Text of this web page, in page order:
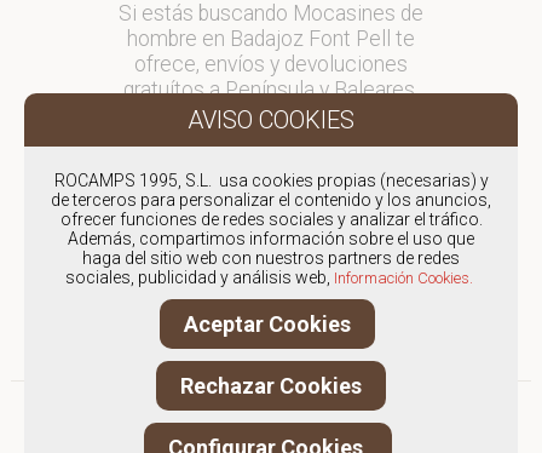
Si estás buscando Mocasines de
hombre en Badajoz Font Pell te
ofrece, envíos y devoluciones
gratuítos a Península y Baleares,
para otros destinos consultar
en comercial@fontpell.com.
Los envíos a Badajoz gestionados
entre semana se entregarán en
menos de 48 horas; los pedidos
realizados en fin de semana, el
producto se enviará a partir del
lunes.
ROCAMPS 1995, S.L. usa cookies propias (necesarias) y
de terceros para personalizar el contenido y los anuncios,
ofrecer funciones de redes sociales y analizar el tráfico.
Además, compartimos información sobre el uso que
haga del sitio web con nuestros partners de redes
sociales, publicidad y análisis web, Información Cookies.
Aceptar Cookies
Rechazar Cookies
Configurar Cookies